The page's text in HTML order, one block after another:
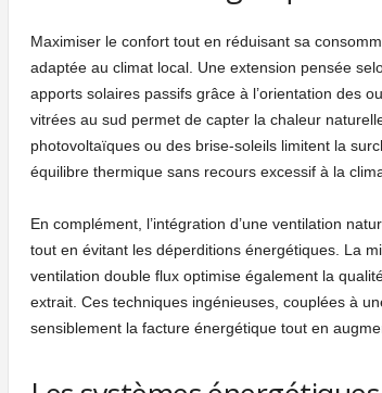
Maximiser le confort tout en réduisant sa
adaptée au climat local. Une extension pensée
apports solaires passifs grâce à l’orientation des
vitrées au sud permet de capter la chaleur
photovoltaïques ou des brise-soleils limitent la
équilibre thermique sans recours excessif à la
En complément, l’intégration d’une ventilation
tout en évitant les déperditions énergétiques. La
ventilation double flux optimise également la
extrait. Ces techniques ingénieuses, couplées à
sensiblement la facture énergétique tout en